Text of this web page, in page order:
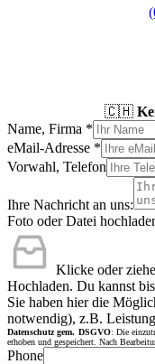
🇨🇭
Name, Firma *
eMail-Adresse *
Vorwahl, Telefon
Ihre Nachricht an uns:
Foto oder Datei
Klicke oder
Hochladen. Du kannst
Sie haben hier die
notwendig), z.B.
Datenschutz gem. DSGVO: Die
erhoben und gespeichert. Nach
Phone